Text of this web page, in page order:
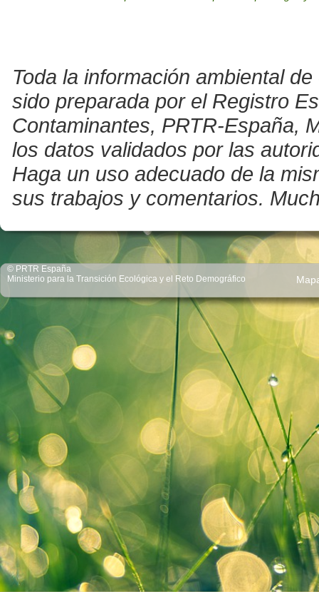
Toda la información ambiental
sido preparada por el Registro
Contaminantes, PRTR-España,
los datos validados por las
Haga un uso adecuado de la
sus trabajos y comentarios.
© PRTR España
Ministerio para la Transición Ecológica y el Reto Demográfico